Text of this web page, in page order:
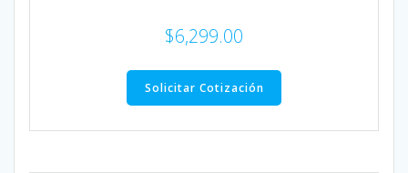
$6,299.00
Solicitar Cotización